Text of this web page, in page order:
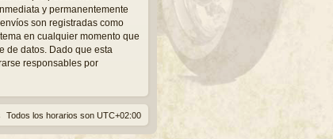
y permanentemente
son registradas como
en cualquier momento que
de datos. Dado que esta
responsables por
Todos los horarios son UTC+02:00